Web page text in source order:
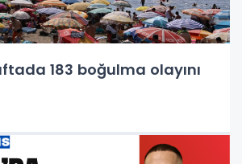
183 boğulma olayını